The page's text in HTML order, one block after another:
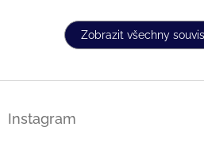
Zobrazit všechny
Instagram